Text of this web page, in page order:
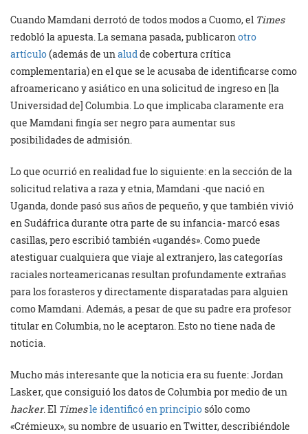
Cuando Mamdani derrotó de todos modos a Cuomo, el Times
redobló la apuesta. La semana pasada, publicaronotro
artículo(además de unaludde cobertura crítica
complementaria) en el que se le acusaba de identificarse como
afroamericano y asiático en una solicitud de ingreso en [la
Universidad de] Columbia. Lo que implicaba claramente era
que Mamdani fingía ser negro para aumentar sus
posibilidades de admisión.
Lo que ocurrió en realidad fue lo siguiente: en la sección de la
solicitud relativa a raza y etnia, Mamdani -que nació en
Uganda, donde pasó sus años de pequeño, y que también vivió
en Sudáfrica durante otra parte de su infancia- marcó esas
casillas, pero escribió también «ugandés». Como puede
atestiguar cualquiera que viaje al extranjero, las categorías
raciales norteamericanas resultan profundamente extrañas
para los forasteros y directamente disparatadas para alguien
como Mamdani. Además, a pesar de que su padre era profesor
titular en Columbia, no le aceptaron. Esto no tiene nada de
noticia.
Mucho más interesante que la noticia era su fuente: Jordan
Lasker, que consiguió los datos de Columbia por medio de un
hacker. El Timesle identificó en principiosólo como
«Crémieux», su nombre de usuario en Twitter, describiéndole